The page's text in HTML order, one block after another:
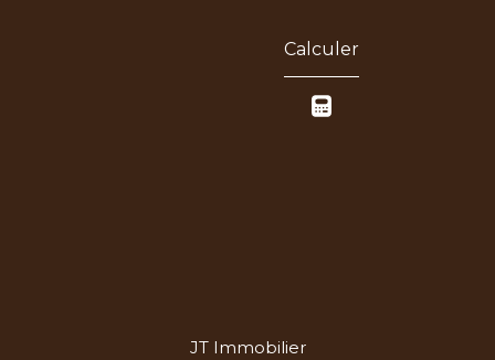
Calculer
JT Immobilier